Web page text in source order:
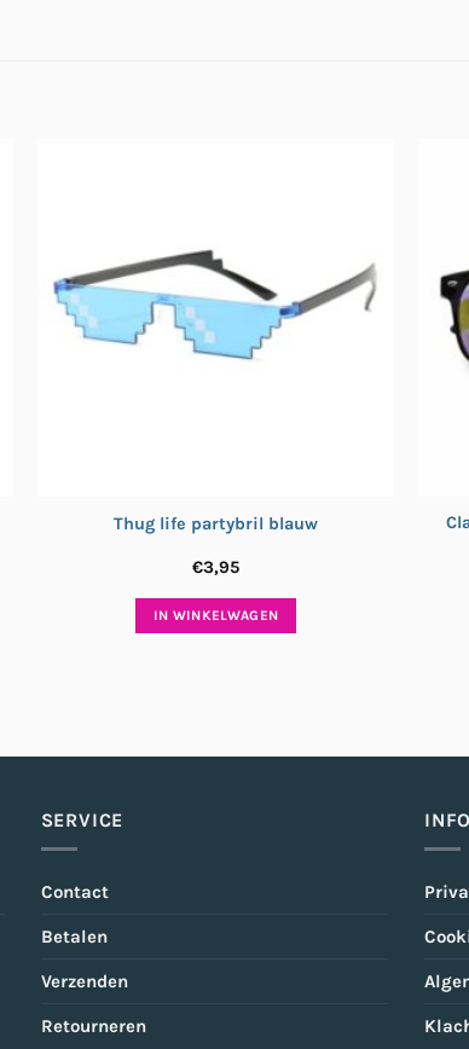
Thug life partybril blauw
€3,95
IN WINKELWAGEN
SERVICE
Contact
Betalen
Verzenden
Retourneren